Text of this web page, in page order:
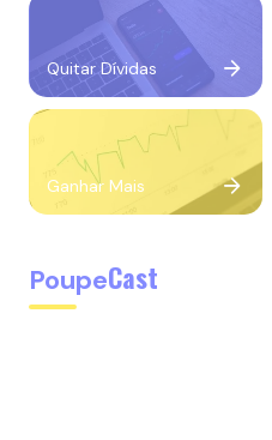
Quitar Dívidas
Ganhar Mais
PoupeCast